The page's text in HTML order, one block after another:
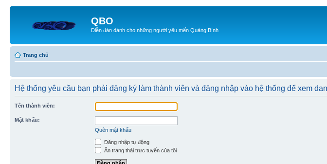
QBO
Diễn đàn dành cho những người yêu mến Quảng Bình
Trang chủ
Hệ thống yêu cầu bạn phải đăng ký làm thành viên và đăng nhập vào hệ thống để xem
Tên thành viên:
Mật khẩu:
Quên mật khẩu
Đăng nhập tự động
Ẩn trạng thái trực tuyến của tôi